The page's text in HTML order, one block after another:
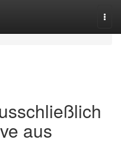
aus